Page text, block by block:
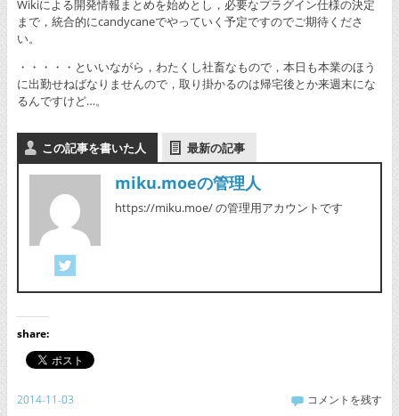
Wikiによる開発情報まとめを始めとし，必要なプラグイン仕様の決定
まで，統合的にcandycaneでやっていく予定ですのでご期待くださ
い。
・・・・・といいながら，わたくし社畜なもので，本日も本業のほう
に出勤せねばなりませんので，取り掛かるのは帰宅後とか来週末にな
るんですけど…。
この記事を書いた人 最新の記事
miku.moeの管理人
https://miku.moe/ の管理用アカウントです
share:
2014-11-03 コメントを残す